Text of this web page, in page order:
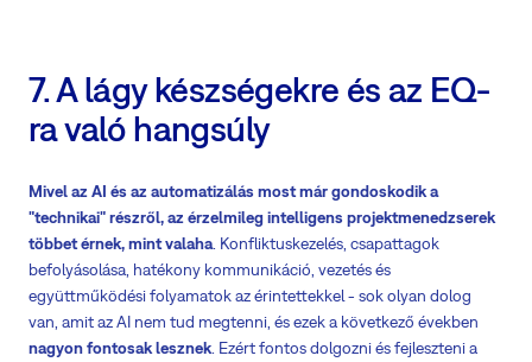
7. A lágy készségekre és az EQ-
ra való hangsúly
Mivel az AI és az automatizálás most már gondoskodik a
"technikai" részről, az érzelmileg intelligens projektmenedzserek
többet érnek, mint valaha. Konfliktuskezelés, csapattagok
befolyásolása, hatékony kommunikáció, vezetés és
együttműködési folyamatok az érintettekkel - sok olyan dolog
van, amit az AI nem tud megtenni, és ezek a következő években
nagyon fontosak lesznek . Ezért fontos dolgozni és fejleszteni a